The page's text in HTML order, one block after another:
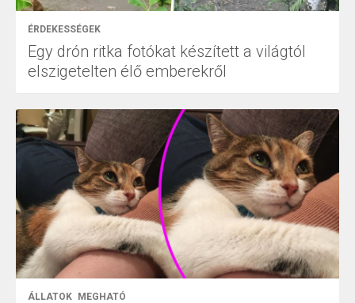
ÉRDEKESSÉGEK
Egy drón ritka fotókat készített a világtól
elszigetelten élő emberekről
ÁLLATOK MEGHATÓ